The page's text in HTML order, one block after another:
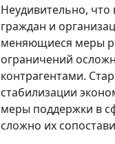
Неудивительно,
граждан и
меняющиеся меры
ограничений
контрагентами.
стабилизации
меры поддержки в
сложно их